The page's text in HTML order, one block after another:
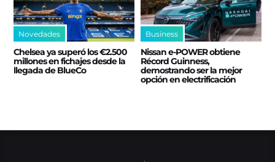
Novedades
Chelsea ya superó los €2.500
millones en fichajes desde la
llegada de BlueCo
Business
Nissan e‑POWER obtiene
Récord Guinness,
demostrando ser la mejor
opción en electrificación